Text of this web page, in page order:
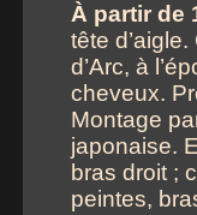
À partir de
tête
d’Arc, à
cheveux.
Montage
japonaise.
bras droit ;
peintes,